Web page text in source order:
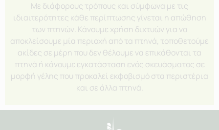
Με διάφορους τρόπους και σύμφωνα με τις
ιδιαιτερότητες κάθε περίπτωσης γίνεται η απώθηση
των πτηνών. Κάνουμε χρήση διχτυών για να
αποκλείσουμε μία περιοχή από τα πτηνά, τοποθετούμε
ακίδες σε μέρη που δεν θέλουμε να επικάθονται τα
πτηνά ή κάνουμε εγκατάσταση ενός σκευάσματος σε
μορφή γέλης που προκαλεί εκφοβισμό στα περιστέρια
και σε άλλα πτηνά.